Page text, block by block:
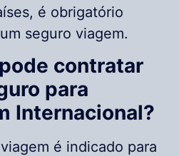
é obrigatório
seguro viagem.
contratar
para
Internacional?
é indicado para